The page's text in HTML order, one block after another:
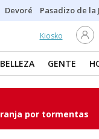
Devoré Pasadizo de la
Kiosko
GENTE
por tormentas